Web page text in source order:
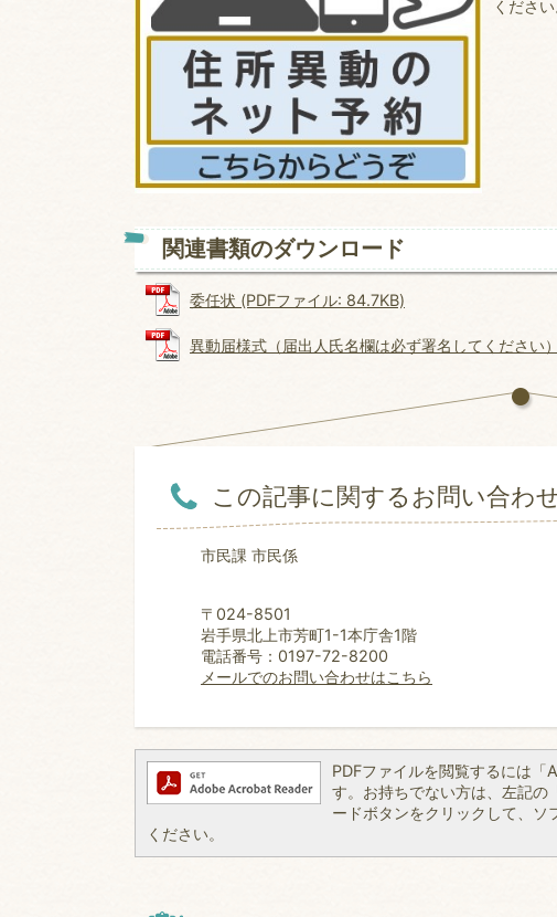
ください
関連書類のダウンロード
委任状 (PDFファイル: 84.7KB)
異動届様式（届出人氏名欄は必ず署名してください
この記事に関するお問い合わ
市民課 市民係
〒024-8501
岩手県北上市芳町1-1本庁舎1階
電話番号：0197-72-8200
メールでのお問い合わせはこちら
PDFファイルを閲覧するには
す。お持ちでない方は、左記
ードボタンをクリックして、ソ
ください。